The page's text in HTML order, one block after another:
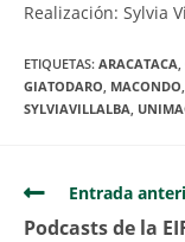
Realización: Sylvia
ETIQUETAS: ARACATACA,
GIATODARO, MACONDO,
SYLVIAVILLALBA,
Entrada
Podcasts de la